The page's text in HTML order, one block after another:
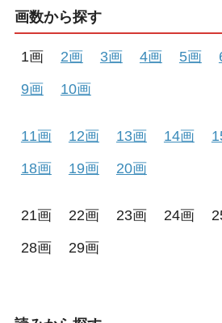
画数から探す
1画 2画 3画 4画 5画
9画
10画
11画 12画 13画 14画
18画
19画 20画
21画 22画 23画 24画
28画
29画